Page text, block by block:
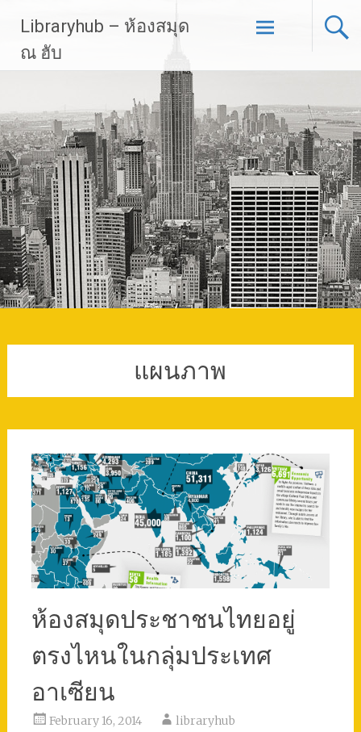
content
Libraryhub – ห้องสมุด
ณ ฮับ
แผนภาพ
ห้องสมุดประชาชนไทยอยู่
ตรงไหนในกลุ่มประเทศ
อาเซียน
February 16, 2014 libraryhub